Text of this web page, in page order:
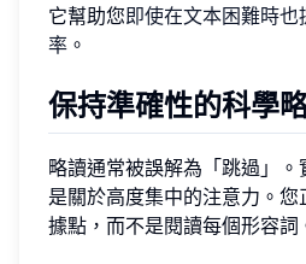
它幫助您即使在文本困難時
率 。
保持準確性的科學
略讀通常被誤解為「跳過」。
是關於高度集中的注意力。
據點，而不是閱讀每個形容詞